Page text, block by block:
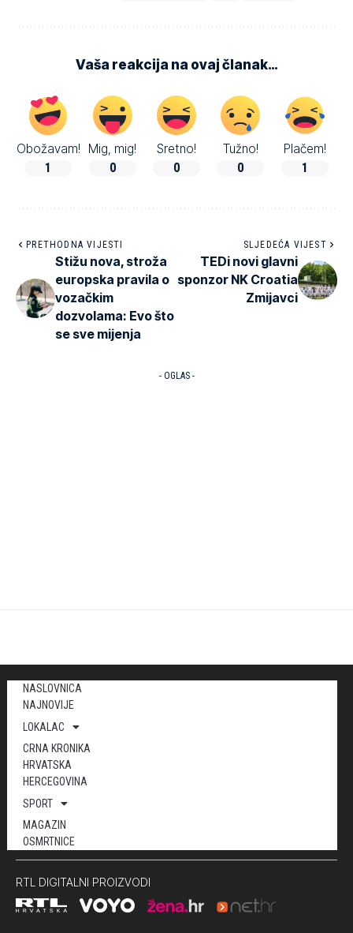
Vaša reakcija na ovaj članak…
Obožavam!
1
Mig, mig!
0
Sretno!
0
Tužno!
0
Plačem!
1
PRETHODNA VIJESTI
Stižu nova, stroža
europska pravila o
vozačkim
dozvolama: Evo što
se sve mijenja
SLJEDEĆA VIJEST
TEDi novi glavni
sponzor NK Croatia
Zmijavci
- OGLAS -
NASLOVNICA
NAJNOVIJE
LOKALAC
CRNA KRONIKA
HRVATSKA
HERCEGOVINA
SPORT
MAGAZIN
OSMRTNICE
RTL DIGITALNI PROIZVODI